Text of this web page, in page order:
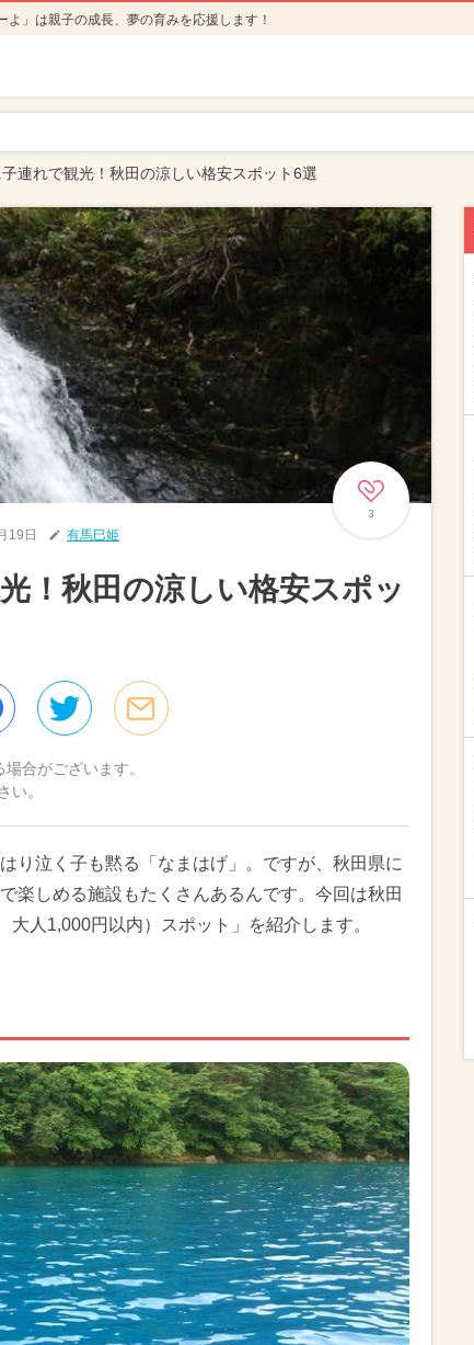
」は親子の成長、夢の育みを応援します！
連れで観光！秋田の涼しい格安スポット6選
3
19日 有馬巳姫
！秋田の涼しい格安スポッ
合がございます。
い。
り泣く子も黙る「なまはげ」。ですが、秋田県に
楽しめる施設もたくさんあるんです。今回は秋田
人1,000円以内）スポット」を紹介します。